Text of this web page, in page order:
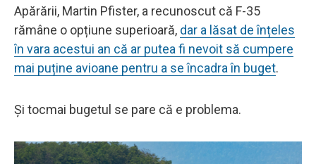
Apărării, Martin Pfister, a recunoscut că F-35
rămâne o opțiune superioară, dar a lăsat de înțeles
în vara acestui an că ar putea fi nevoit să cumpere
mai puține avioane pentru a se încadra în buget.
Și tocmai bugetul se pare că e problema.